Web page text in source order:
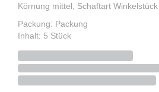
Körnung mittel, Schaftart Winkelstück
Packung: Packung
Inhalt: 5 Stück